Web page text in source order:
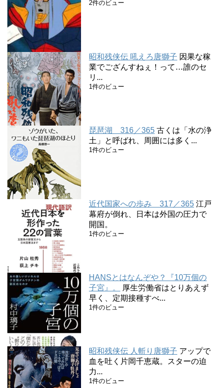
2件のビュー
昭和残侠伝 吼えろ唐獅子 因果な稼
業でござんすねぇ！って…誰のセ
リ...
1件のビュー
琵琶湖 316／365 古くは「水の浄
土」と呼ばれ、周囲には多く...
1件のビュー
近代国家への歩み 317／365 江戸
幕府が倒れ、日本は外国の圧力で
開国。
1件のビュー
HANSとはなんぞや？『10万個の
子宮』。
厚生労働省はとりあえず
早く、定期接種すべ...
1件のビュー
昭和残侠伝 人斬り唐獅子 アップで
血を吐く片岡千恵蔵。スターの迫
力...
1件のビュー